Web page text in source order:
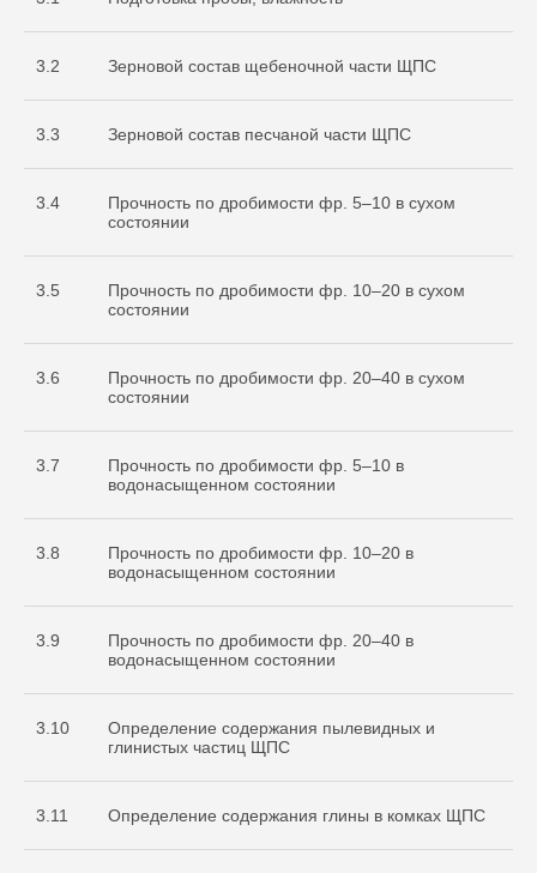
3.2 Зерновой состав щебеночной части ЩПС
3.3 Зерновой состав песчаной части ЩПС
3.4
Прочность по дробимости фр. 5–10 в сухом
состоянии
3.5
Прочность по дробимости фр. 10–20 в сухом
состоянии
3.6
Прочность по дробимости фр. 20–40 в сухом
состоянии
3.7
Прочность по дробимости фр. 5–10 в
водонасыщенном состоянии
3.8
Прочность по дробимости фр. 10–20 в
водонасыщенном состоянии
3.9
Прочность по дробимости фр. 20–40 в
водонасыщенном состоянии
3.10
Определение содержания пылевидных и
глинистых частиц ЩПС
3.11 Определение содержания глины в комках ЩПС